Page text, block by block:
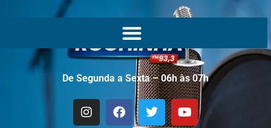
De Segunda a Sexta – 06h às 07h